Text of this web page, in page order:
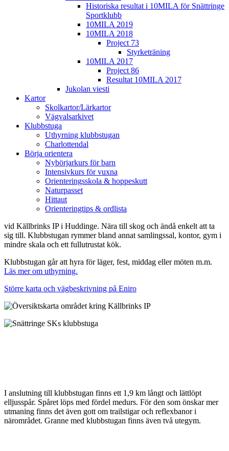
Historiska resultat i 10MILA för Snättringe
Sportklubb
10MILA 2019
10MILA 2018
Project 73
Styrketräning
10MILA 2017
Project 86
Resultat 10MILA 2017
Jukolan viesti
Kartor
Skolkartor/Lärkartor
Vägvalsarkivet
Klubbstuga
Uthyrning klubbstugan
Charlottendal
Börja orientera
Nybörjarkurs för barn
Intensivkurs för vuxna
Orienteringsskola & hoppeskutt
Naturpasset
Hittaut
Orienteringtips & ordlista
vid Källbrinks IP i Huddinge. Nära till skog och ändå enkelt att ta
sig till. Klubbstugan rymmer bland annat samlingssal, kontor, gym i
mindre skala och ett fullutrustat kök.
Klubbstugan går att hyra för läger, fest, middag eller möten m.m.
Läs mer om uthyrning.
Större karta och vägbeskrivning på Eniro
I anslutning till klubbstugan finns ett 1,9 km långt och lättlöpt
elljusspår. Spåret löps med fördel medurs. För den som önskar mer
utmaning finns det även gott om trailstigar och reflexbanor i
närområdet. Granne med klubbstugan finns även två utegym.